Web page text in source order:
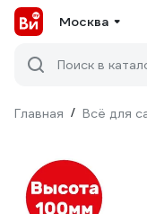
Москва
Поиск в
Главная / Всё для